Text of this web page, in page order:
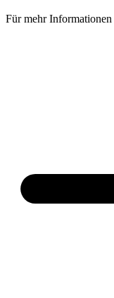
Für mehr Informationen